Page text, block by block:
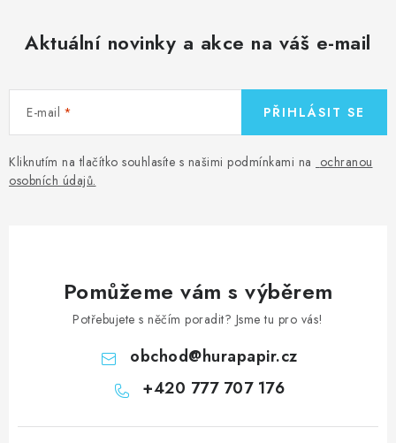
Aktuální novinky a akce na váš e-mail
E-mail
Kliknutím na tlačítko souhlasíte s našimi podmínkami na ochranou
osobních údajů.
PŘIHLÁSIT SE
Pomůžeme vám s výběrem
Potřebujete s něčím poradit? Jsme tu pro vás!
obchod@hurapapir.cz
+420 777 707 176